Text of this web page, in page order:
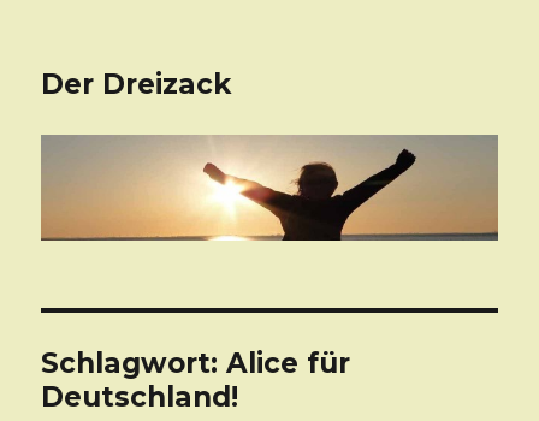
Der Dreizack
Schlagwort: Alice für
Deutschland!